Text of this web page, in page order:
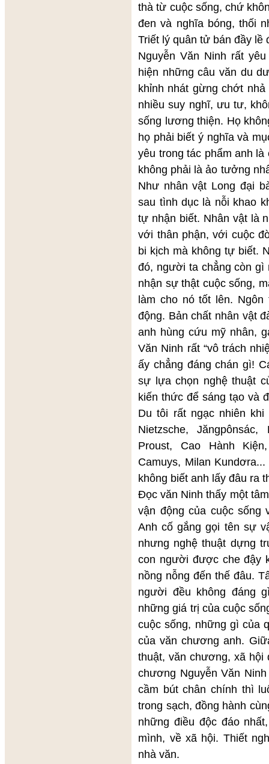
thà từ cuộc sống, chứ
đen và nghĩa bóng, thối
Triết lý quân tử bán đầy lề
Nguyễn Văn Ninh rất
hiện những câu văn du
khỉnh nhát gừng chớt
nhiều suy nghĩ, ưu tư,
sống lương thiện. Họ
họ phải biết ý nghĩa và
yêu trong tác phẩm anh
không phải là ảo tưởng
Như nhân vật Long đại
sau tình dục là nỗi khao
tự nhận biết. Nhân vật là
với thân phận, với cuộc
bi kịch mà không tự biết.
đó, người ta chẳng còn gì
nhận sự thật cuộc sống,
làm cho nó tốt lên.
động. Bản chất nhân vật
anh hùng cứu mỹ nhân,
Văn Ninh rất “vô trách
ấy chẳng đáng chán gì!
sự lựa chọn nghệ thuật
kiến thức để sáng tạo và
Du tôi rất ngạc nhiên
Nietzsche,
Proust, Cao Hành
Camuys, Milan
không biết anh lấy đâu ra
Đọc văn Ninh thấy một
vận động của cuộc sống
Anh cố gắng gọi tên sự
nhưng nghệ thuật dựng
con người được che đậy
nồng nỗng đến thế đâu.
người đều không đáng
những giá trị của cuộc
cuộc sống, những gì của
của văn chương anh.
thuật, văn chương, xã hội
chương Nguyễn Văn
cầm bút chân chính thì
trong sạch, đồng hành
những điều độc đáo
mình, về xã hội. Thiết
nhà văn.